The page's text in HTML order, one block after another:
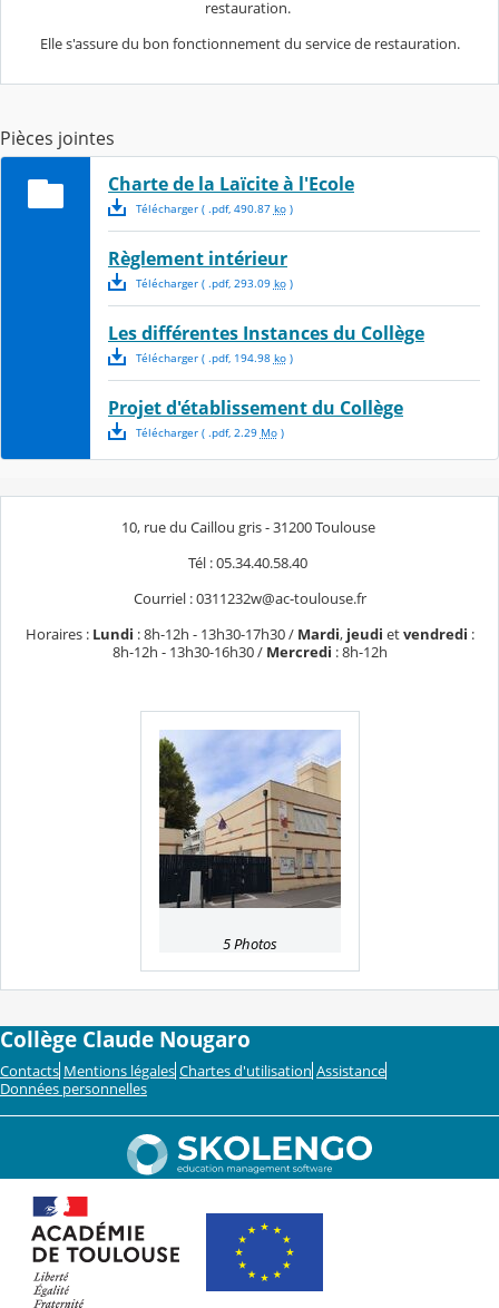
restauration.
Elle s'assure du bon fonctionnement du service de restauration.
Pièces jointes
Charte de la Laïcite à l'Ecole
Télécharger( .pdf, 490.87 ko)
Règlement intérieur
Télécharger( .pdf, 293.09 ko)
Les différentes Instances du Collège
Télécharger( .pdf, 194.98 ko)
Projet d'établissement du Collège
Télécharger( .pdf, 2.29 Mo)
10, rue du Caillou gris - 31200 Toulouse
Tél : 05.34.40.58.40
Courriel : 0311232w@ac-toulouse.fr
Horaires : Lundi : 8h-12h - 13h30-17h30 / Mardi, jeudi etvendredi :
8h-12h - 13h30-16h30 / Mercredi : 8h-12h
5 Photos
Collège Claude Nougaro
Contacts Mentions légales Chartes d'utilisation Assistance
Données personnelles